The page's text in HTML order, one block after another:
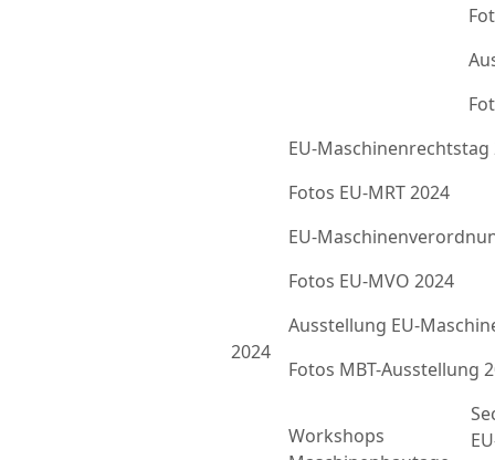
2024
EU-Maschinenrechtstag
Fotos EU-MRT 2024
EU-
Fotos EU-MVO 2024
Ausstellung EU-
Fotos MBT-Ausstellung
Workshops